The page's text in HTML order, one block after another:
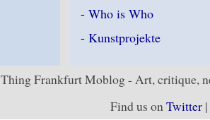
- Who is Who
- Kunstprojekte
Thing Frankfurt Moblog - Art, critique,
Find us on Twitter